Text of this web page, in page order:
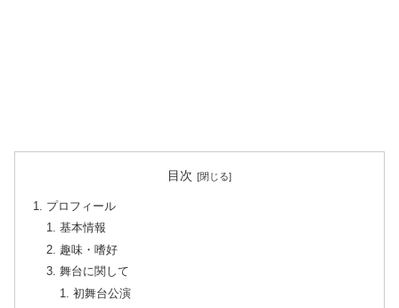
目次
プロフィール
基本情報
趣味・嗜好
舞台に関して
初舞台公演